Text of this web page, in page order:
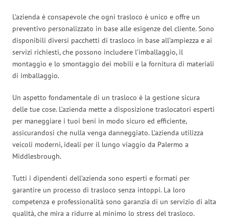
L’azienda è consapevole che ogni trasloco è unico e offre un
preventivo personalizzato in base alle esigenze del cliente. Sono
disponibili diversi pacchetti di trasloco in base all’ampiezza e ai
servizi richiesti, che possono includere l’imballaggio, il
montaggio e lo smontaggio dei mobili e la fornitura di materiali
di imballaggio.
Un aspetto fondamentale di un trasloco è la gestione sicura
delle tue cose. L’azienda mette a disposizione traslocatori esperti
per maneggiare i tuoi beni in modo sicuro ed efficiente,
assicurandosi che nulla venga danneggiato. L’azienda utilizza
veicoli moderni, ideali per il lungo viaggio da Palermo a
Middlesbrough.
Tutti i dipendenti dell’azienda sono esperti e formati per
garantire un processo di trasloco senza intoppi. La loro
competenza e professionalità sono garanzia di un servizio di alta
qualità, che mira a ridurre al minimo lo stress del trasloco.